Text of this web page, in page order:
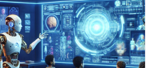
ISTORIE
NATURĂ